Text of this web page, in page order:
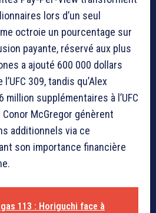
lors d’un seul
octroie un pourcentage sur
payante, réservé aux plus
a ajouté 600 000 dollars
309, tandis qu’Alex
million supplémentaires à l’UFC
Conor McGregor génèrent
additionnels via ce
son importance financière
113 : Horiguchi face à